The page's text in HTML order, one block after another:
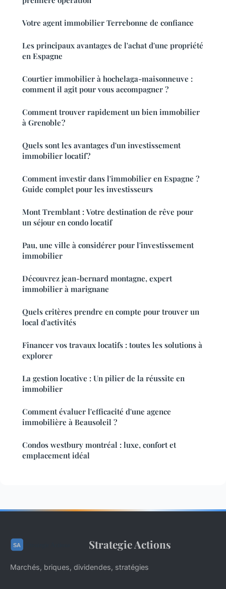
Votre agent immobilier Terrebonne de confiance
Les principaux avantages de l'achat d'une propriété
en Espagne
Courtier immobilier à hochelaga-maisonneuve :
comment il agit pour vous accompagner ?
Comment trouver rapidement un bien immobilier
à Grenoble ?
Quels sont les avantages d'un investissement
immobilier locatif ?
Comment investir dans l'immobilier en Espagne ?
Guide complet pour les investisseurs
Mont Tremblant : Votre destination de rêve pour
un séjour en condo locatif
Pau, une ville à considérer pour l'investissement
immobilier
Découvrez jean-bernard montagne, expert
immobilier à marignane
Quels critères prendre en compte pour trouver un
local d'activités
Financer vos travaux locatifs : toutes les solutions à
explorer
La gestion locative : Un pilier de la réussite en
immobilier
Comment évaluer l'efficacité d'une agence
immobilière à Beausoleil ?
Condos westbury montréal : luxe, confort et
emplacement idéal
Strategie Actions
Marchés, briques, dividendes, stratégies